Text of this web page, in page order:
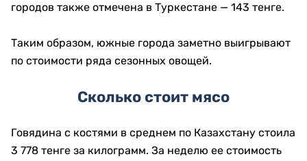
городов также отмечена в Туркестане — 143 тенге.
Таким образом, южные города заметно выигрывают
по стоимости ряда сезонных овощей.
Сколько стоит мясо
Говядина с костями в среднем по Казахстану стоила
3 778 тенге за килограмм. За неделю ее стоимость